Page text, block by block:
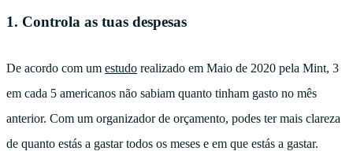
1. Controla as tuas despesas
De acordo com um estudo realizado em Maio de 2020 pela Mint, 3
em cada 5 americanos não sabiam quanto tinham gasto no mês
anterior. Com um organizador de orçamento, podes ter mais clareza
de quanto estás a gastar todos os meses e em que estás a gastar.